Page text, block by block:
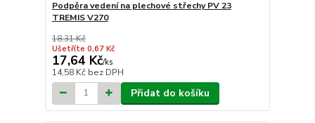
Podpěra vedení na plechové střechy PV 23
TREMIS V270
18,31 Kč
Ušetříte 0,67 Kč
17,64 Kč/ks
14,58 Kč bez DPH
Přidat do košíku